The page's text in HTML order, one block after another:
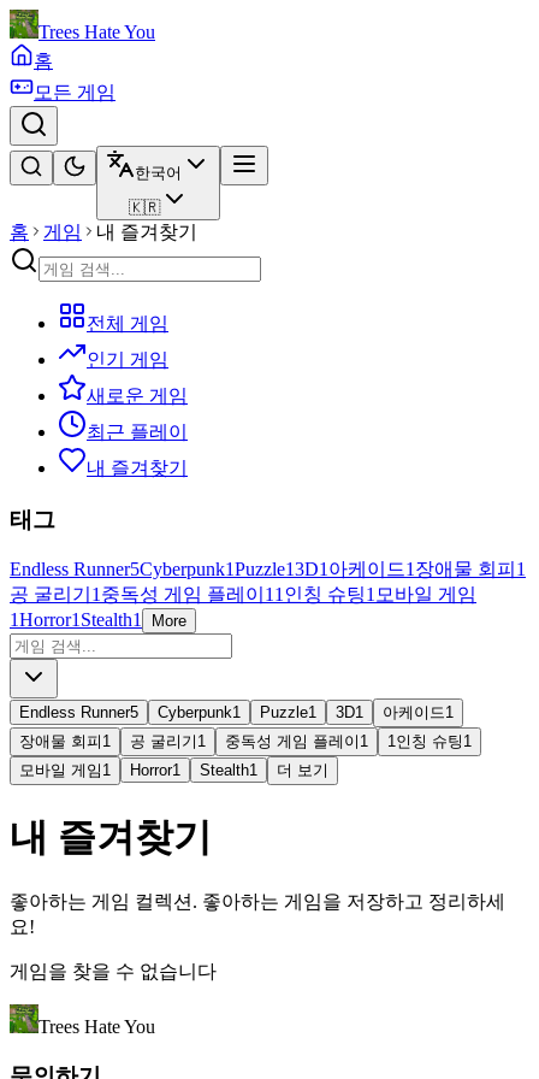
Trees Hate You
홈
모든 게임
한국어
🇰🇷
홈 게임 내 즐겨찾기
전체 게임
인기 게임
새로운 게임
최근 플레이
내 즐겨찾기
태그
Endless Runner5Cyberpunk1Puzzle13D1아케이드1장애물 회피 1
공 굴리기 1중독성 게임 플레이 11인칭 슈팅1모바일 게임
1Horror1Stealth1 More
Endless Runner5 Cyberpunk1 Puzzle1 3D1 아케이드1
장애물 회피 1 공 굴리기 1 중독성 게임 플레이 1 1인칭 슈팅 1
모바일 게임 1 Horror1 Stealth1 더 보기
내 즐겨찾기
좋아하는 게임 컬렉션. 좋아하는 게임을 저장하고 정리하세
요!
게임을 찾을 수 없습니다
Trees Hate You